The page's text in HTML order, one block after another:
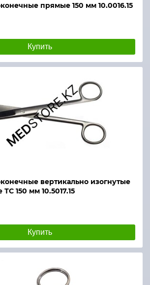
прямые 150 мм 10.0016.15
Купить
вертикально изогнутые
150 мм 10.5017.15
Купить